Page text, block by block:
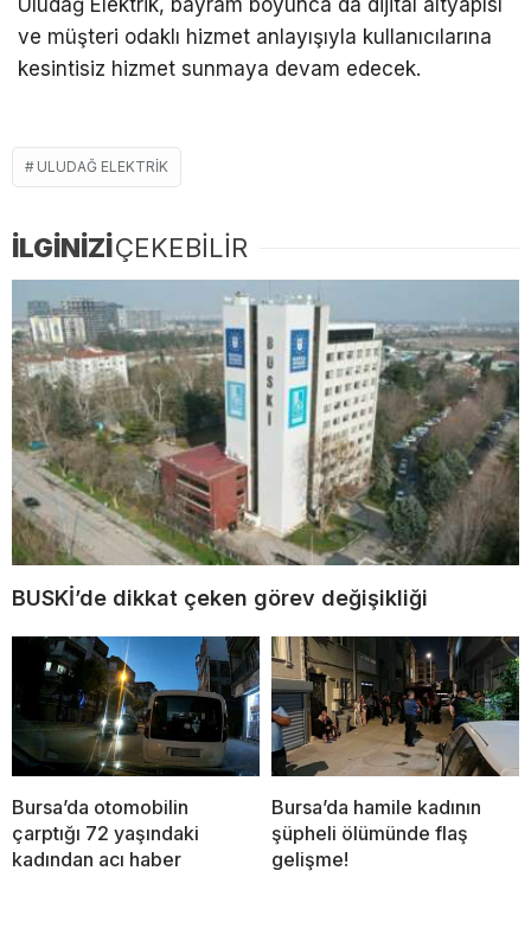
Uludağ Elektrik, bayram boyunca da dijital altyapısı
ve müşteri odaklı hizmet anlayışıyla kullanıcılarına
kesintisiz hizmet sunmaya devam edecek.
ULUDAĞ ELEKTRIK
İLGİNİZİÇEKEBİLİR
BUSKİ’de dikkat çeken görev değişikliği
Bursa’da otomobilin
çarptığı 72 yaşındaki
kadından acı haber
Bursa’da hamile kadının
şüpheli ölümünde flaş
gelişme!